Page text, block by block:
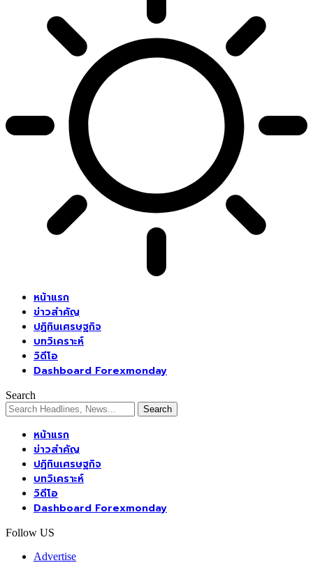
หน้าแรก
ข่าวสำคัญ
ปฏิทินเศรษฐกิจ
บทวิเคราะห์
วิดีโอ
Dashboard Forexmonday
Search
หน้าแรก
ข่าวสำคัญ
ปฏิทินเศรษฐกิจ
บทวิเคราะห์
วิดีโอ
Dashboard Forexmonday
Follow US
Advertise